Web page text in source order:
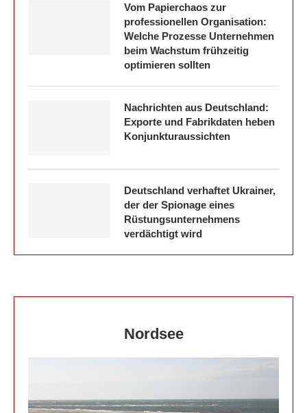
Vom Papierchaos zur
professionellen Organisation:
Welche Prozesse Unternehmen
beim Wachstum frühzeitig
optimieren sollten
Nachrichten aus Deutschland:
Exporte und Fabrikdaten heben
Konjunkturaussichten
Deutschland verhaftet Ukrainer,
der der Spionage eines
Rüstungsunternehmens
verdächtigt wird
Nordsee